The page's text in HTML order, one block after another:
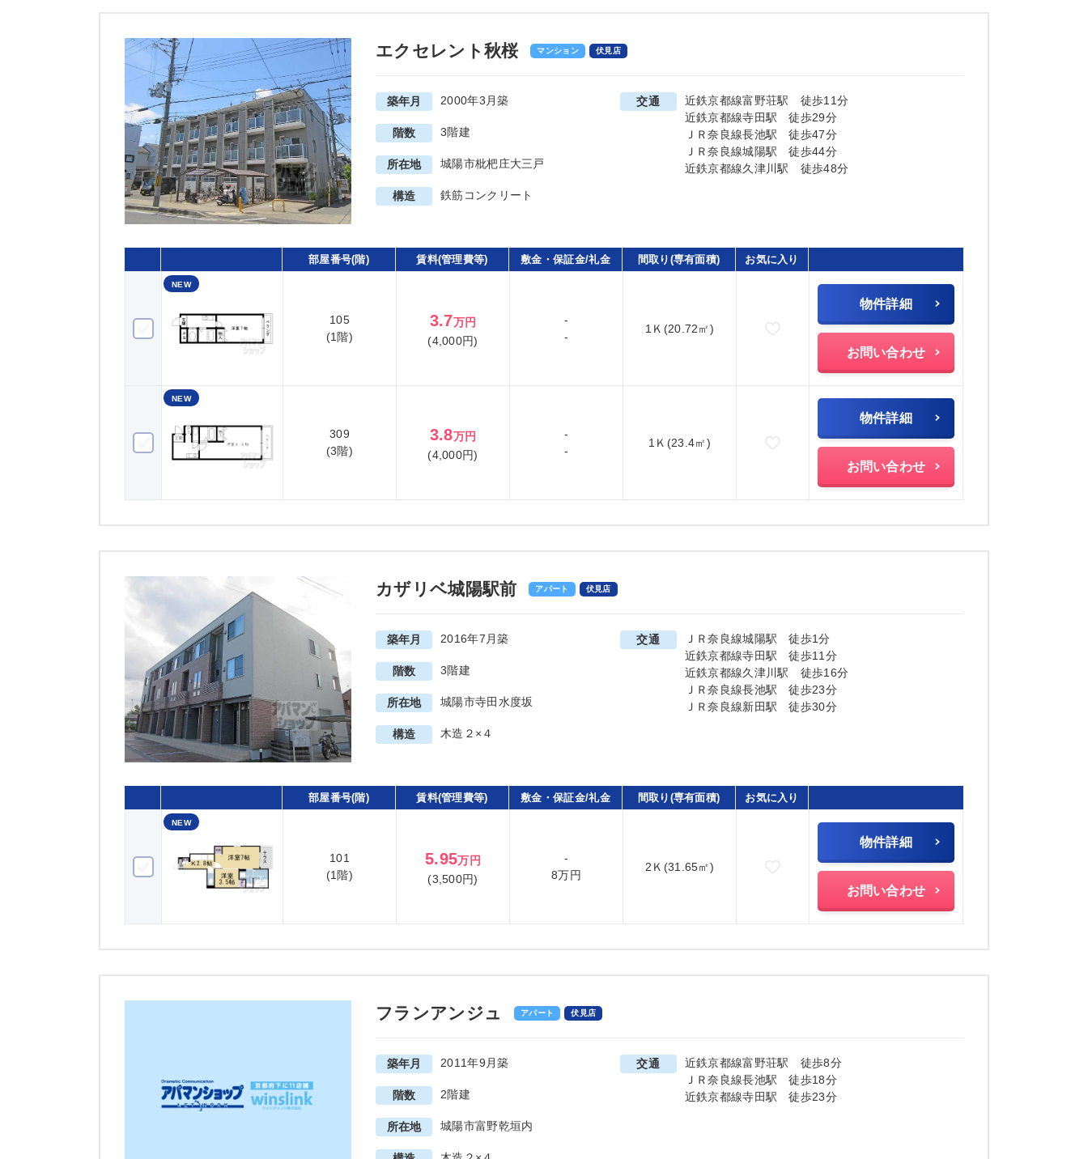
マンション 伏見店
エクセレント秋桜
築年月 2000年3月築
階数 3階建
所在地 城陽市枇杷庄大三戸
構造 鉄筋コンクリート
交通
近鉄京都線富野荘駅 徒歩11分
近鉄京都線寺田駅 徒歩29分
ＪＲ奈良線長池駅 徒歩47分
ＪＲ奈良線城陽駅 徒歩44分
近鉄京都線久津川駅 徒歩48分
部屋番号(階) 賃料(管理費等) 敷金・保証金/礼金 間取り(専有面積) お気に入り
105(1階)
NEW
105
(1階)
3.7万円
(4,000円)
-
-
1Ｋ(20.72㎡) お気に入りに追加
物件詳細
お問い合わせ
309(3階)
NEW
309
(3階)
3.8万円
(4,000円)
-
-
1Ｋ(23.4㎡) お気に入りに追加
物件詳細
お問い合わせ
アパート 伏見店
カザリベ城陽駅前
築年月 2016年7月築
階数 3階建
所在地 城陽市寺田水度坂
構造 木造２×４
交通
ＪＲ奈良線城陽駅 徒歩1分
近鉄京都線寺田駅 徒歩11分
近鉄京都線久津川駅 徒歩16分
ＪＲ奈良線長池駅 徒歩23分
ＪＲ奈良線新田駅 徒歩30分
部屋番号(階) 賃料(管理費等) 敷金・保証金/礼金 間取り(専有面積) お気に入り
101(1階)
NEW
101
(1階)
5.95万円
(3,500円)
-
8万円
2Ｋ(31.65㎡) お気に入りに追加
物件詳細
お問い合わせ
アパート 伏見店
フランアンジュ
築年月 2011年9月築
階数 2階建
所在地 城陽市富野乾垣内
交通
近鉄京都線富野荘駅 徒歩8分
ＪＲ奈良線長池駅 徒歩18分
近鉄京都線寺田駅 徒歩23分